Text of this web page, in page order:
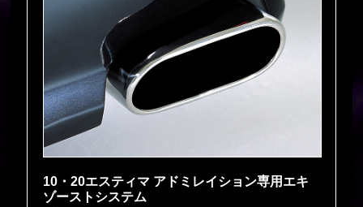
10・20エスティマ アドミレイション専用エキ
ゾーストシステム